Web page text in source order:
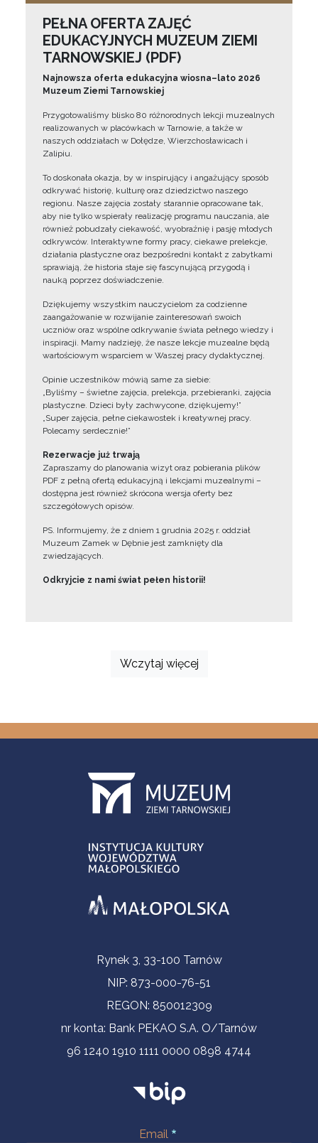
PEŁNA OFERTA ZAJĘĆ
EDUKACYJNYCH MUZEUM ZIEMI
TARNOWSKIEJ (PDF)
Najnowsza oferta edukacyjna wiosna–lato 2026
Muzeum Ziemi Tarnowskiej
Przygotowaliśmy blisko 80 różnorodnych lekcji muzealnych
realizowanych w placówkach w Tarnowie, a także w
naszych oddziałach w Dołędze, Wierzchosławicach i
Zalipiu.
To doskonała okazja, by w inspirujący i angażujący sposób
odkrywać historię, kulturę oraz dziedzictwo naszego
regionu. Nasze zajęcia zostały starannie opracowane tak,
aby nie tylko wspierały realizację programu nauczania, ale
również pobudzały ciekawość, wyobraźnię i pasję młodych
odkrywców. Interaktywne formy pracy, ciekawe prelekcje,
działania plastyczne oraz bezpośredni kontakt z zabytkami
sprawiają, że historia staje się fascynującą przygodą i
nauką poprzez doświadczenie.
Dziękujemy wszystkim nauczycielom za codzienne
zaangażowanie w rozwijanie zainteresowań swoich
uczniów oraz wspólne odkrywanie świata pełnego wiedzy i
inspiracji. Mamy nadzieję, że nasze lekcje muzealne będą
wartościowym wsparciem w Waszej pracy dydaktycznej.
Opinie uczestników mówią same za siebie:
„Byliśmy – świetne zajęcia, prelekcja, przebieranki, zajęcia
plastyczne. Dzieci były zachwycone, dziękujemy!”
„Super zajęcia, pełne ciekawostek i kreatywnej pracy.
Polecamy serdecznie!”
Rezerwacje już trwają
Zapraszamy do planowania wizyt oraz pobierania plików
PDF z pełną ofertą edukacyjną i lekcjami muzealnymi –
dostępna jest również skrócona wersja oferty bez
szczegółowych opisów.
PS. Informujemy, że z dniem 1 grudnia 2025 r. oddział
Muzeum Zamek w Dębnie jest zamknięty dla
zwiedzających.
Odkryjcie z nami świat pełen historii!
Wczytaj więcej
Informacje kontaktoweRynek 3, 33-100 Tarnów
NIP: 873-000-76-51
REGON: 850012309
nr konta: Bank PEKAO S.A. O/Tarnów
96 1240 1910 1111 0000 0898 4744
Email